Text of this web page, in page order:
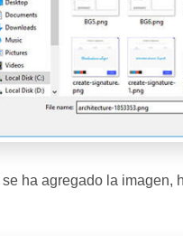
ha agregado la imagen,